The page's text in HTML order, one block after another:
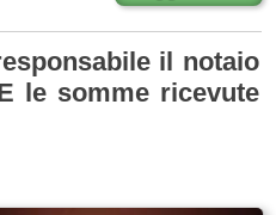
il notaio
le somme ricevute